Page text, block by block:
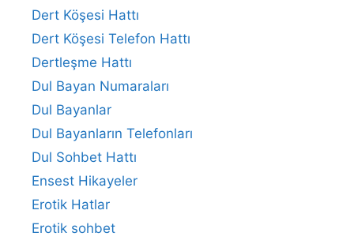
Dert Köşesi Hattı
Dert Köşesi Telefon Hattı
Dertleşme Hattı
Dul Bayan Numaraları
Dul Bayanlar
Dul Bayanların Telefonları
Dul Sohbet Hattı
Ensest Hikayeler
Erotik Hatlar
Erotik sohbet